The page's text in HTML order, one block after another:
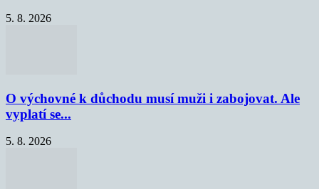
5. 8. 2026
O výchovné k důchodu musí muži i zabojovat. Ale
vyplatí se...
5. 8. 2026